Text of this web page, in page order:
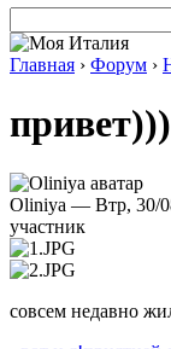
Главная › Форум ›
привет)))
Oliniya — Втр, 30/
участник
совсем недавно